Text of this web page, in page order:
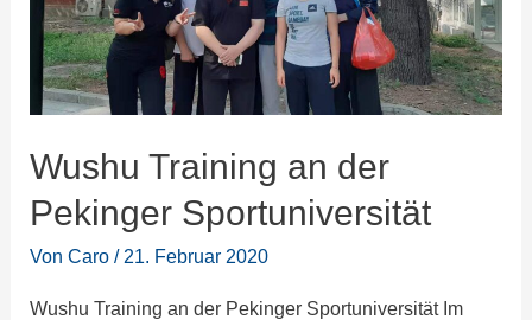
Wushu Training an der
Pekinger Sportuniversität
VonCaro / 21. Februar 2020
Wushu Training an der Pekinger Sportuniversität Im